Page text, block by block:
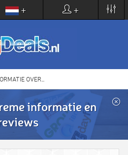
VIEW
+ +
INFORMATIE OVER
informatie en